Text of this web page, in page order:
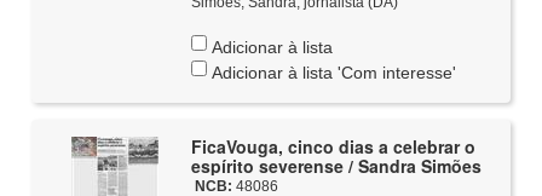
Adicionar à lista
Adicionar à lista 'Com interesse'
FicaVouga, cinco dias a celebrar o
espírito severense / Sandra Simões
NCB: 48086